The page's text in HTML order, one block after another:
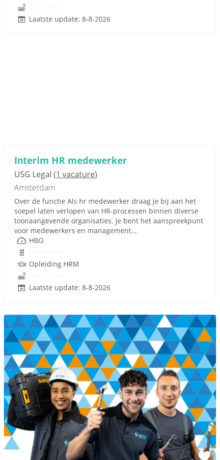
Laatste update: 8-8-2026
Interim HR medewerker
USG Legal (1 vacature)
Amsterdam
Over de functie Als hr medewerker draag je bij aan het
soepel laten verlopen van HR-processen binnen diverse
toonaangevende organisaties. Je bent het aanspreekpunt
voor medewerkers en management...
HBO
Opleiding HRM
Laatste update: 8-8-2026